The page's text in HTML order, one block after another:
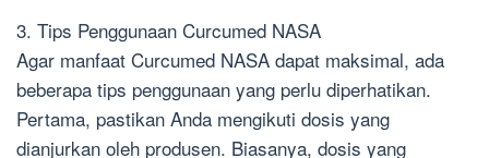
3. Tips Penggunaan Curcumed NASA
Agar manfaat Curcumed NASA dapat maksimal, ada
beberapa tips penggunaan yang perlu diperhatikan.
Pertama, pastikan Anda mengikuti dosis yang
dianjurkan oleh produsen. Biasanya, dosis yang